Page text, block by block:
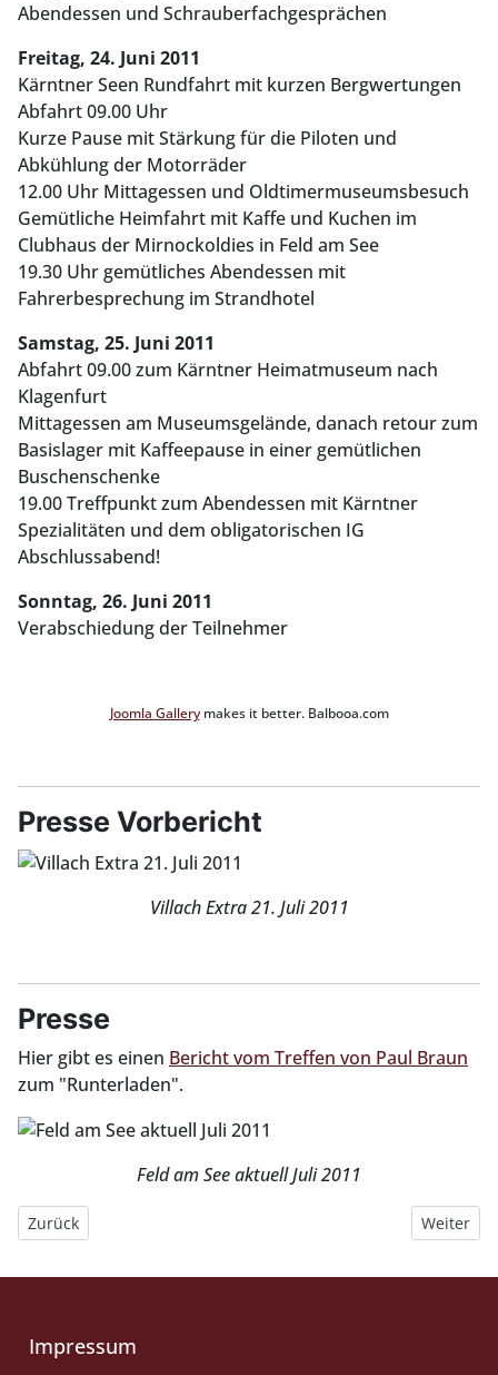
Abendessen und Schrauberfachgesprächen
Freitag, 24. Juni 2011
Kärntner Seen Rundfahrt mit kurzen Bergwertungen
Abfahrt 09.00 Uhr
Kurze Pause mit Stärkung für die Piloten und
Abkühlung der Motorräder
12.00 Uhr Mittagessen und Oldtimermuseumsbesuch
Gemütliche Heimfahrt mit Kaffe und Kuchen im
Clubhaus der Mirnockoldies in Feld am See
19.30 Uhr gemütliches Abendessen mit
Fahrerbesprechung im Strandhotel
Samstag, 25. Juni 2011
Abfahrt 09.00 zum Kärntner Heimatmuseum nach
Klagenfurt
Mittagessen am Museumsgelände, danach retour zum
Basislager mit Kaffeepause in einer gemütlichen
Buschenschenke
19.00 Treffpunkt zum Abendessen mit Kärntner
Spezialitäten und dem obligatorischen IG
Abschlussabend!
Sonntag, 26. Juni 2011
Verabschiedung der Teilnehmer
Joomla Gallerymakes it better. Balbooa.com
Presse Vorbericht
Villach Extra 21. Juli 2011
Presse
Hier gibt es einen Bericht vom Treffen von Paul Braun
zum "Runterladen".
Feld am See aktuell Juli 2011
Vorheriger Beitrag: Treffen: 2010 Amelinghausen
Zurück Nächster
Weiter
Impressum